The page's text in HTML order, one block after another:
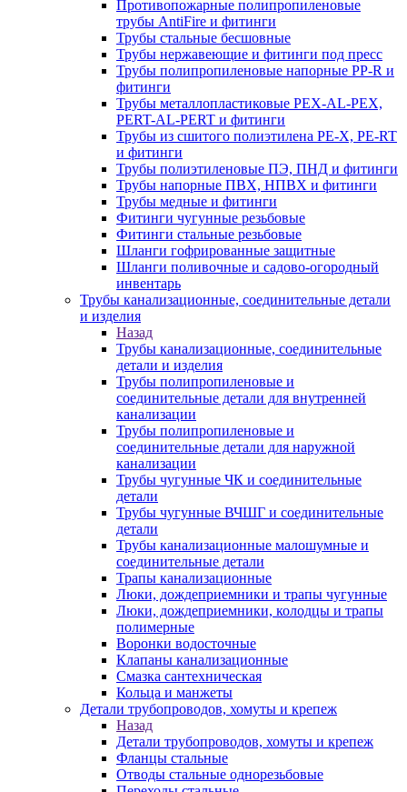
Противопожарные полипропиленовые
трубы AntiFire и фитинги
Трубы стальные бесшовные
Трубы нержавеющие и фитинги под пресс
Трубы полипропиленовые напорные PP-R и
фитинги
Трубы металлопластиковые PEX-AL-PEX,
PERT-AL-PERT и фитинги
Трубы из сшитого полиэтилена PE-X, PE-RT
и фитинги
Трубы полиэтиленовые ПЭ, ПНД и фитинги
Трубы напорные ПВХ, НПВХ и фитинги
Трубы медные и фитинги
Фитинги чугунные резьбовые
Фитинги стальные резьбовые
Шланги гофрированные защитные
Шланги поливочные и садово-огородный
инвентарь
Трубы канализационные, соединительные детали
и изделия
Назад
Трубы канализационные, соединительные
детали и изделия
Трубы полипропиленовые и
соединительные детали для внутренней
канализации
Трубы полипропиленовые и
соединительные детали для наружной
канализации
Трубы чугунные ЧК и соединительные
детали
Трубы чугунные ВЧШГ и соединительные
детали
Трубы канализационные малошумные и
соединительные детали
Трапы канализационные
Люки, дождеприемники и трапы чугунные
Люки, дождеприемники, колодцы и трапы
полимерные
Воронки водосточные
Клапаны канализационные
Смазка сантехническая
Кольца и манжеты
Детали трубопроводов, хомуты и крепеж
Назад
Детали трубопроводов, хомуты и крепеж
Фланцы стальные
Отводы стальные однорезьбовые